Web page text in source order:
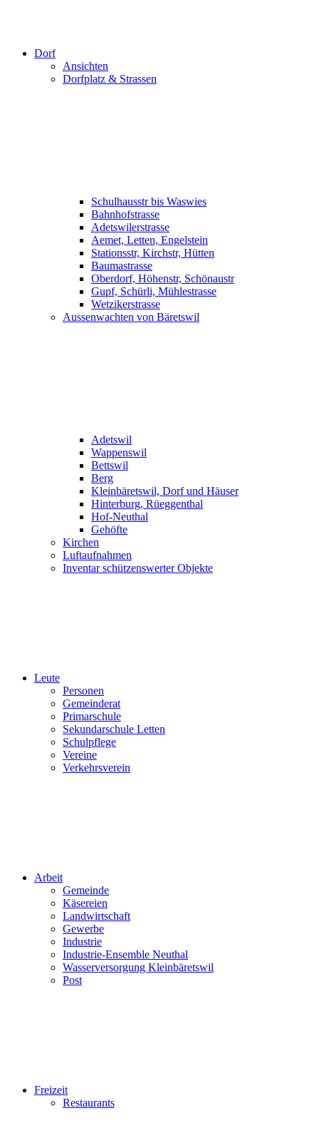
Dorf
Ansichten
Dorfplatz & Strassen
Schulhausstr bis Waswies
Bahnhofstrasse
Adetswilerstrasse
Aemet, Letten, Engelstein
Stationsstr, Kirchstr, Hütten
Baumastrasse
Oberdorf, Höhenstr, Schönaustr
Gupf, Schürli, Mühlestrasse
Wetzikerstrasse
Aussenwachten von Bäretswil
Adetswil
Wappenswil
Bettswil
Berg
Kleinbäretswil, Dorf und Häuser
Hinterburg, Rüeggenthal
Hof-Neuthal
Gehöfte
Kirchen
Luftaufnahmen
Inventar schützenswerter Objekte
Leute
Personen
Gemeinderat
Primarschule
Sekundarschule Letten
Schulpflege
Vereine
Verkehrsverein
Arbeit
Gemeinde
Käsereien
Landwirtschaft
Gewerbe
Industrie
Industrie-Ensemble Neuthal
Wasserversorgung Kleinbäretswil
Post
Freizeit
Restaurants